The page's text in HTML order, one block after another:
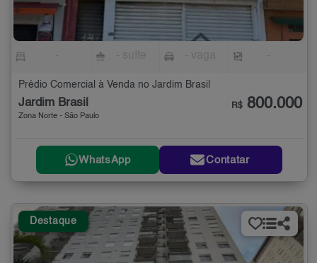
Prédio Comercial à Venda no Jardim Brasil
Jardim Brasil
Zona Norte - São Paulo
R$ 800.000
WhatsApp Contatar
Destaque